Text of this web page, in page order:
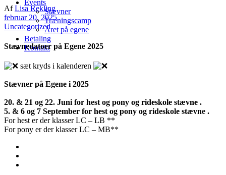
Events
Stævner
Træningscamp
Året på egene
Betaling
Kontakt
AfLisa Rekling
februar 20, 2025
Uncategorized
Stævnedatoer på Egene 2025
sæt kryds i kalenderen
Stævner på Egene i 2025
20. & 21 og 22. Juni for hest og pony og rideskole stævne .
5. & 6 og 7 September for hest og pony og rideskole stævne .
For hest er der klasser LC – LB **
For pony er der klasser LC – MB**